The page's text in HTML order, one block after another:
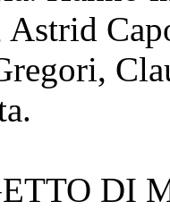
Astrid
DI